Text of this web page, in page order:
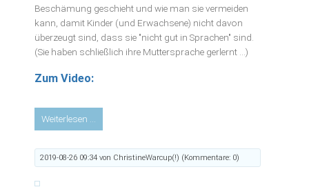
Beschämung geschieht und wie man sie vermeiden
kann, damit Kinder (und Erwachsene) nicht davon
überzeugt sind, dass sie "nicht gut in Sprachen" sind.
(Sie haben schließlich ihre Muttersprache gerlernt ...)
Zum Video:
Weiterlesen …
42:
Christine
Warcup:
2019-08-26 09:34 von ChristineWarcup(!) (Kommentare: 0)